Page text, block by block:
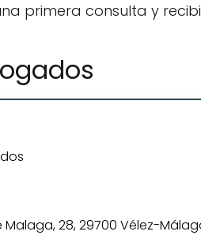
primera consulta y
Malaga, 28, 29700 Vélez-